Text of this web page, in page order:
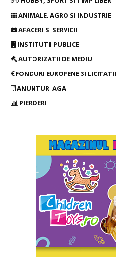
ANIMALE, AGRO SI INDUSTRIE
AFACERI SI SERVICII
INSTITUTII PUBLICE
AUTORIZATII DE MEDIU
FONDURI EUROPENE SI LICITATII
ANUNTURI AGA
PIERDERI